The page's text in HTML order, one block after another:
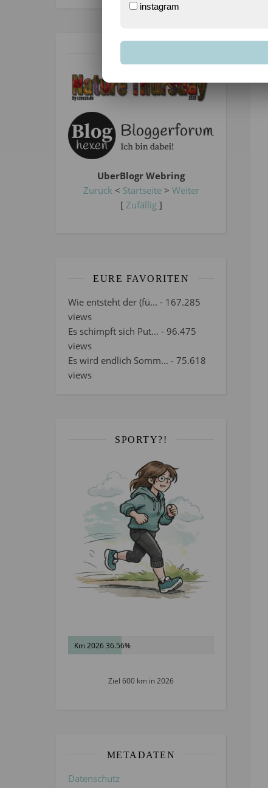
UberBlogr Webring
Zurück < Startseite> Weiter
[ Zufällig]
EURE FAVORITEN
Wie entsteht der (fü... - 167.285
views
Es schimpft sich Put... - 96.475
views
Es wird endlich Somm... - 75.618
views
SPORTY?!
Km 2026 36.56%
Ziel 600 km in 2026
METADATEN
Datenschutz
instagram